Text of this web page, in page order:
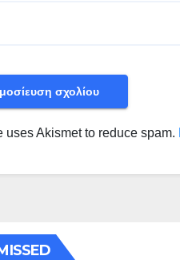
uses Akismet to reduce spam.